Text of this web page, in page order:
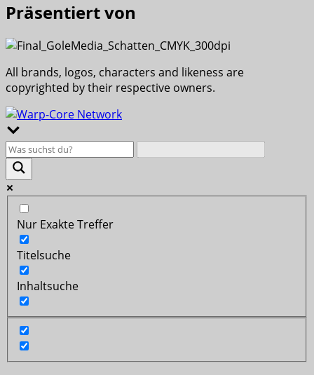
Präsentiert von
All brands, logos, characters and likeness are
copyrighted by their respective owners.
Nur Exakte Treffer
Titelsuche
Inhaltsuche